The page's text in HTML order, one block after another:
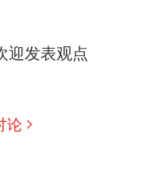
迎发表观点
论